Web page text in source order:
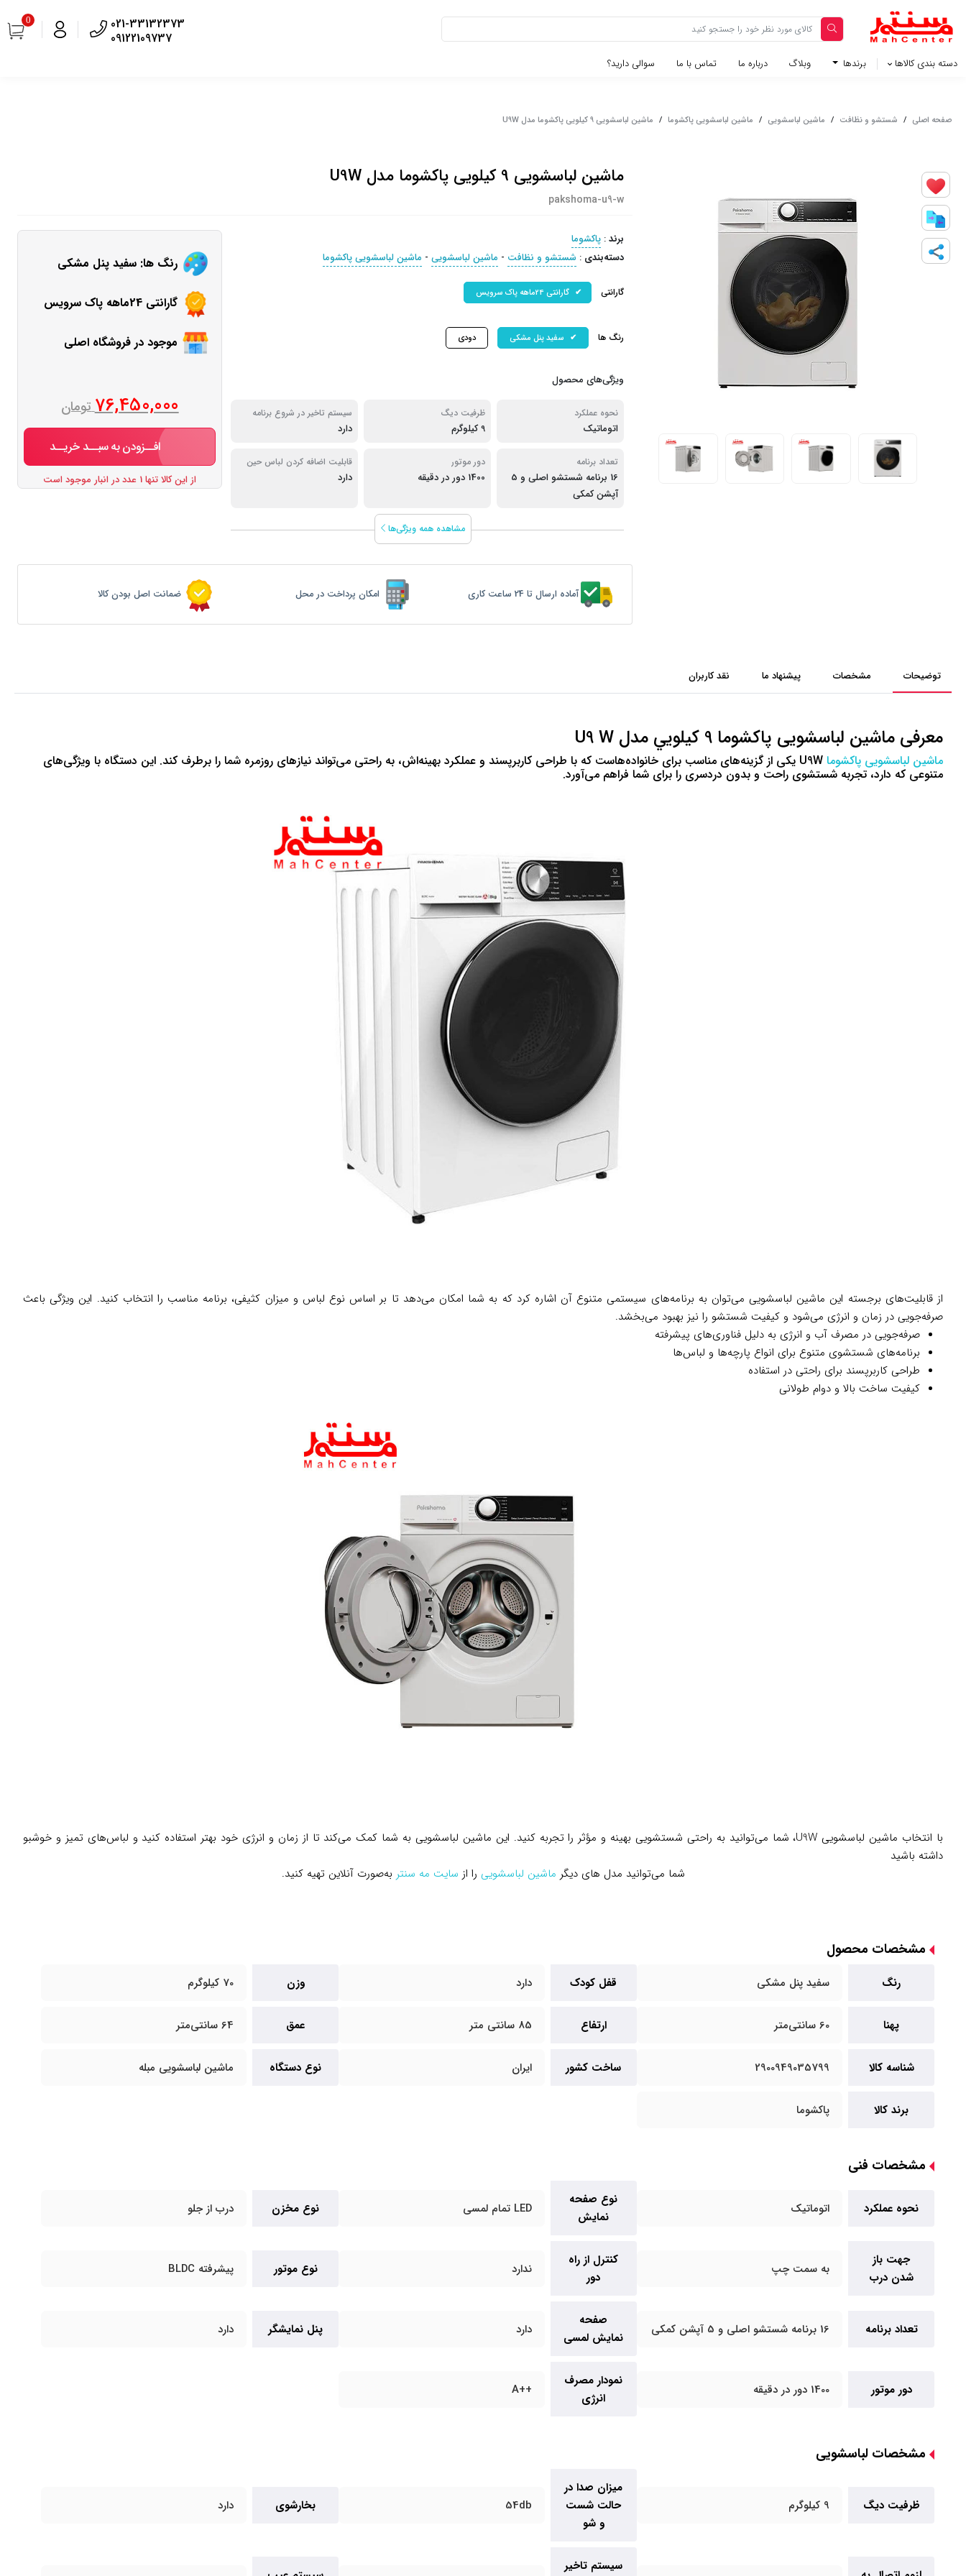
021-33132373
09122109737
0
دسته بندی کالاها برندها وبلاگ‌ درباره ما تماس با ما سوالی دارید؟
صفحه اصلی / شستشو و نظافت / ماشین لباسشویی / ماشین لباسشویی پاکشوما / ماشین لباسشویی 9 کیلویی پاکشوما مدل U9W
ماشین لباسشویی 9 کیلویی پاکشوما مدل U9W
pakshoma-u9-w
برند: پاکشوما
دسته‌بندی : شستشو و نظافت - ماشین لباسشویی - ماشین لباسشویی پاکشوما
گارانتی گارانتی 24ماهه پاک سرویس
رنگ ها سفید پنل مشکی دودی
ویژگی‌های محصول
نحوه عملکرد
اتوماتیک
ظرفیت دیگ
9 کیلوگرم
سیستم تاخیر در شروع برنامه
دارد
تعداد برنامه
16 برنامه شستشو اصلی و 5
آپشن کمکی
دور موتور
1400 دور در دقیقه
قابلیت اضافه کردن لباس حین
کار
دارد
مشاهده همه ویژگی‌ها
رنگ ها: سفید پنل مشکی
گارانتی 24ماهه پاک سرویس
موجود در فروشگاه اصلی
76,450,000تومان
افــزودن به سبــد خریــد
از این کالا تنها 1 عدد در انبار موجود است
آماده ارسال تا 24 ساعت کاری امکان پرداخت در محل ضمانت اصل بودن کالا
توضیحات مشخصات پیشنهاد ما نقد کاربران
معرفی ماشین لباسشویی پاکشوما 9 کيلويي مدل U9 W
ماشین لباسشویی پاکشوما U9W یکی از گزینه‌های مناسب برای خانواده‌هاست که با طراحی کاربرپسند و عملکرد بهینه‌اش، به راحتی می‌تواند نیازهای روزمره شما را برطرف کند. این دستگاه با ویژگی‌های
متنوعی که دارد، تجربه شستشوی راحت و بدون دردسری را برای شما فراهم می‌آورد.
از قابلیت‌های برجسته این ماشین لباسشویی می‌توان به برنامه‌های سیستمی متنوع آن اشاره کرد که به شما امکان می‌دهد تا بر اساس نوع لباس و میزان کثیفی، برنامه مناسب را انتخاب کنید. این ویژگی باعث
صرفه‌جویی در زمان و انرژی می‌شود و کیفیت شستشو را نیز بهبود می‌بخشد.
صرفه‌جویی در مصرف آب و انرژی به دلیل فناوری‌های پیشرفته
برنامه‌های شستشوی متنوع برای انواع پارچه‌ها و لباس‌ها
طراحی کاربرپسند برای راحتی در استفاده
کیفیت ساخت بالا و دوام طولانی
با انتخاب ماشین لباسشویی U9W، شما می‌توانید به راحتی شستشویی بهینه و مؤثر را تجربه کنید. این ماشین لباسشویی به شما کمک می‌کند تا از زمان و انرژی خود بهتر استفاده کنید و لباس‌های تمیز و خوشبو
داشته باشید
شما می‌توانید مدل های دیگر ماشین لباسشویی را از سایت مه سنتر به‌صورت آنلاین تهیه کنید.
مشخصات محصول
رنگ سفید پنل مشکی قفل کودک دارد وزن 70 کیلوگرم
پهنا 60 سانتی‌متر ارتفاع 85 سانتی متر عمق 64 سانتی‌متر
شناسه کالا 2900949035799 ساخت کشور ایران نوع دستگاه ماشین لباسشویی مبله
برند کالا پاکشوما
مشخصات فنی
نحوه عملکرد اتوماتیک
نوع صفحه
نمایش
LED تمام لمسی نوع مخزن درب از جلو
جهت باز
شدن درب
به سمت چپ
کنترل از راه
دور
ندارد نوع موتور پیشرفته BLDC
تعداد برنامه 16 برنامه شستشو اصلی و 5 آپشن کمکی
صفحه
نمایش لمسی
دارد پنل نمایشگر دارد
دور موتور 1400 دور در دقیقه
نمودار مصرف
انرژی
++A
مشخصات لباسشویی
ظرفیت دیگ 9 کیلوگرم
میزان صدا در
حالت شست
و شو
54db بخارشوی دارد
سیستم تاخیر